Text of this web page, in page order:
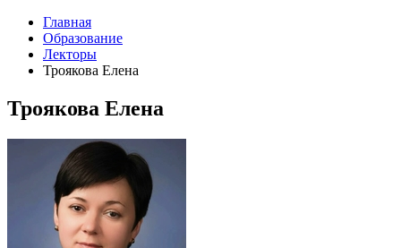
Главная
Образование
Лекторы
Троякова Елена
Троякова Елена